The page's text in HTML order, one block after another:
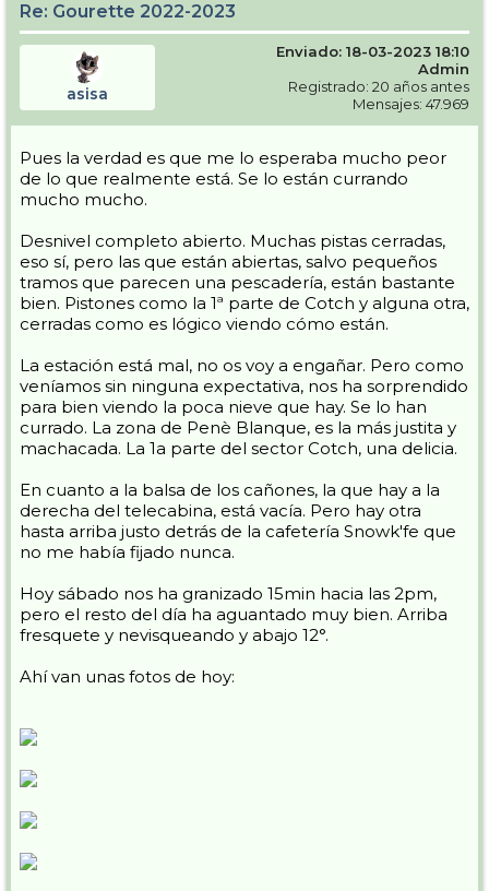
Re: Gourette 2022-2023
asisa
Enviado: 18-03-2023 18:10
Admin
Registrado: 20 años antes
Mensajes: 47.969
Pues la verdad es que me lo esperaba mucho peor
de lo que realmente está. Se lo están currando
mucho mucho.
Desnivel completo abierto. Muchas pistas cerradas,
eso sí, pero las que están abiertas, salvo pequeños
tramos que parecen una pescadería, están bastante
bien. Pistones como la 1ª parte de Cotch y alguna otra,
cerradas como es lógico viendo cómo están.
La estación está mal, no os voy a engañar. Pero como
veníamos sin ninguna expectativa, nos ha sorprendido
para bien viendo la poca nieve que hay. Se lo han
currado. La zona de Penè Blanque, es la más justita y
machacada. La 1a parte del sector Cotch, una delicia.
En cuanto a la balsa de los cañones, la que hay a la
derecha del telecabina, está vacía. Pero hay otra
hasta arriba justo detrás de la cafetería Snowk'fe que
no me había fijado nunca.
Hoy sábado nos ha granizado 15min hacia las 2pm,
pero el resto del día ha aguantado muy bien. Arriba
fresquete y nevisqueando y abajo 12°.
Ahí van unas fotos de hoy: